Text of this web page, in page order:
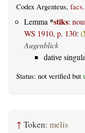
Codex Argenteus,
Lemma *stiks:
WS 1910, p. 130:
Augenblick
dative
Status: not verified but
↑ Token: melis